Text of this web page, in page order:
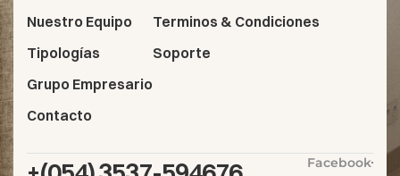
Nuestro Equipo
Tipologías
Grupo Empresario
Contacto
Terminos & Condiciones
Soporte
Facebook